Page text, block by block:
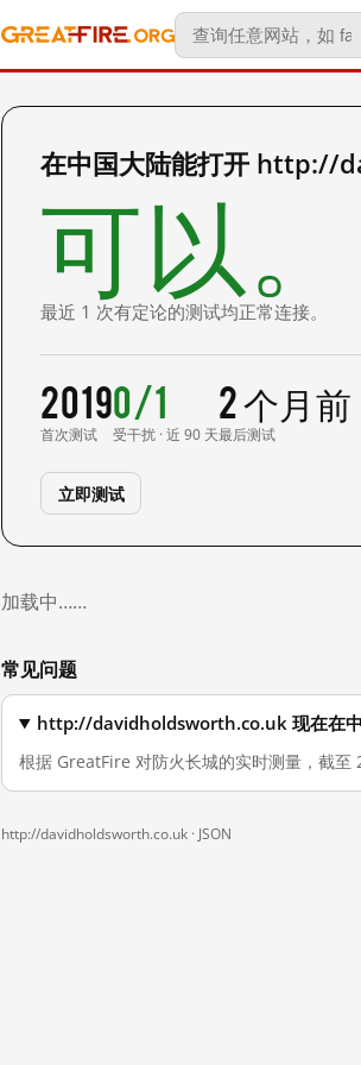
在中国大陆能打开 http://
可以。
最近 1 次有定论的测试均正常连接。
2019
首次测试
0/1
受干扰 · 近 90 天
2 个月前
最后测试
立即测试
加载中……
常见问题
http://davidholdsworth.co.uk 现在在中
根据 GreatFire 对防火长城的实时测量，截
http://davidholdsworth.co.uk · JSON